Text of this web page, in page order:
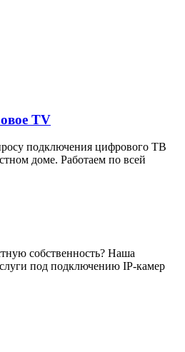
TV
подключения цифрового ТВ
доме. Работаем по всей
собственность? Наша
под подключению IP-камер